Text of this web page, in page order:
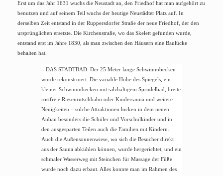
Erst um das Jahr 1631 wuchs die Neustadt an, den Friedhof hat man aufgehört zu
benutzen und auf seinem Teil wuchs der heutige Neustädter Platz auf. In
derselben Zeit entstand in der Ruppersdorfer Straße der neue Friedhof, der den
ursprünglichen ersetzte. Die Kirchenstraße, wo das Skelett gefunden wurde,
entstand erst im Jahre 1830, als man zwischen den Häusern eine Baulücke
behalten hat.
– DAS STADTBAD: Der 25 Meter lange Schwimmbecken
wurde rekonstruiert. Die variable Höhe des Spiegels, ein
kleiner Schwimmbecken mit salzhaltigem Sprudelbad, breite
rostfreie Riesenrutschbahn oder Kindersauna und weitere
Neuigkeiten – solche Attraktionen locken in dem neuen
Anbau besonders die Schüler und Vorschulkinder und in
den ausgesparten Teilen auch die Familien mit Kindern.
Auch die Außensonnenwiese, wo sich die Besucher direkt
aus der Sauna abkühlen können, wurde hergerichtet, und ein
schmaler Wasserweg mit Steinchen für Massage der Füße
wurde noch dazu erbaut. Alles konnte man im Rahmen des